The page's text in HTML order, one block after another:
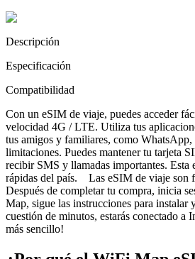
Descripción
Especificación
Compatibilidad
Con un eSIM de viaje, puedes acceder
velocidad 4G / LTE. Utiliza tus
tus amigos y familiares, como WhatsApp,
limitaciones. Puedes mantener tu tarjeta
recibir SMS y llamadas importantes. Esta
rápidas del país. Las eSIM de viaje son
Después de completar tu compra, inicia
Map, sigue las instrucciones para instalar
cuestión de minutos, estarás conectado a
más sencillo!